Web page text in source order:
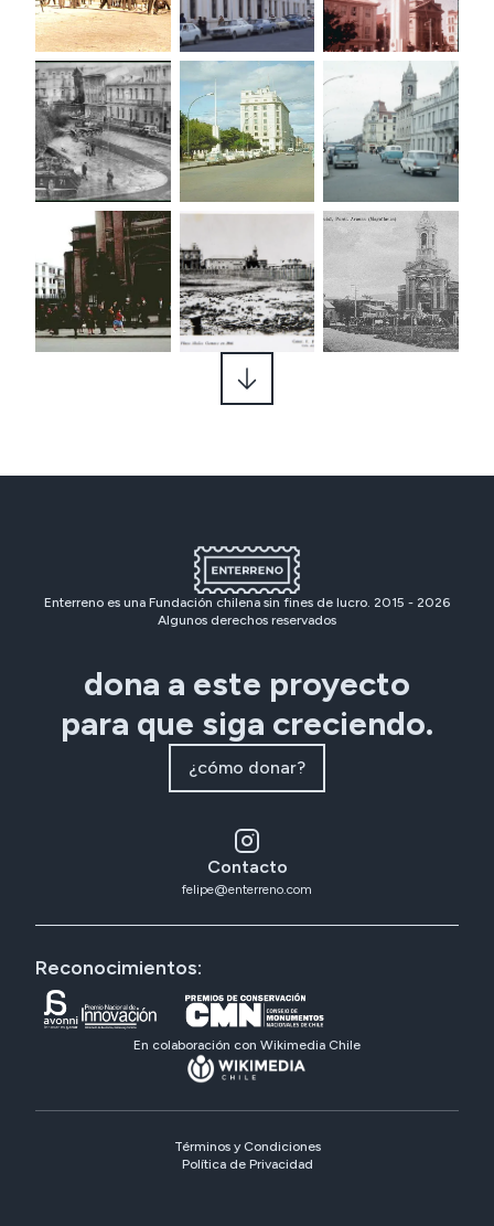
Enterreno es una Fundación chilena sin fines de lucro. 2015 - 2026
Algunos derechos reservados
dona a este proyecto
para que siga creciendo.
¿cómo donar?
Contacto
felipe@enterreno.com
Reconocimientos:
En colaboración con Wikimedia Chile
Términos y Condiciones
Política de Privacidad